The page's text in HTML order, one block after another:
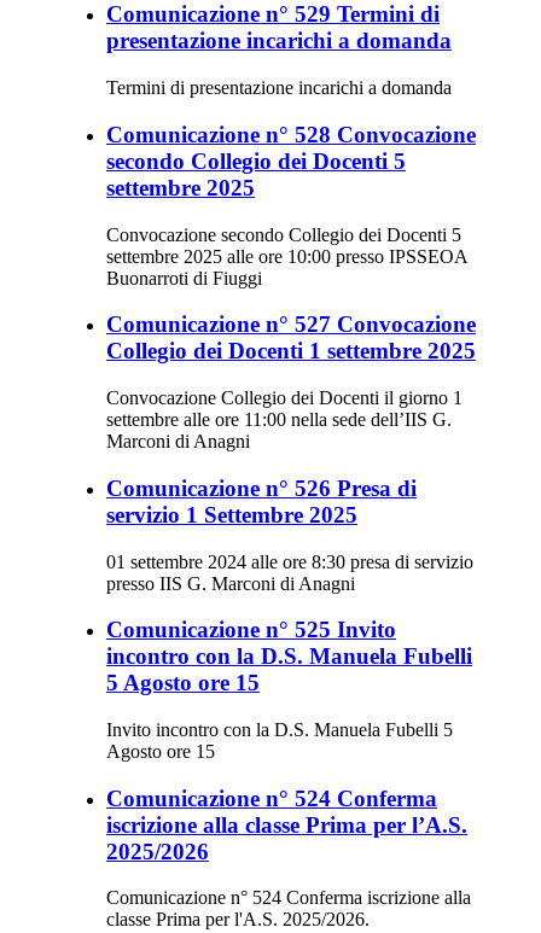
Comunicazione n° 529 Termini di
presentazione incarichi a domanda
Termini di presentazione incarichi a domanda
Comunicazione n° 528 Convocazione
secondo Collegio dei Docenti 5
settembre 2025
Convocazione secondo Collegio dei Docenti 5
settembre 2025 alle ore 10:00 presso IPSSEOA
Buonarroti di Fiuggi
Comunicazione n° 527 Convocazione
Collegio dei Docenti 1 settembre 2025
Convocazione Collegio dei Docenti il giorno 1
settembre alle ore 11:00 nella sede dell’IIS G.
Marconi di Anagni
Comunicazione n° 526 Presa di
servizio 1 Settembre 2025
01 settembre 2024 alle ore 8:30 presa di servizio
presso IIS G. Marconi di Anagni
Comunicazione n° 525 Invito
incontro con la D.S. Manuela Fubelli
5 Agosto ore 15
Invito incontro con la D.S. Manuela Fubelli 5
Agosto ore 15
Comunicazione n° 524 Conferma
iscrizione alla classe Prima per l’A.S.
2025/2026
Comunicazione n° 524 Conferma iscrizione alla
classe Prima per l'A.S. 2025/2026.